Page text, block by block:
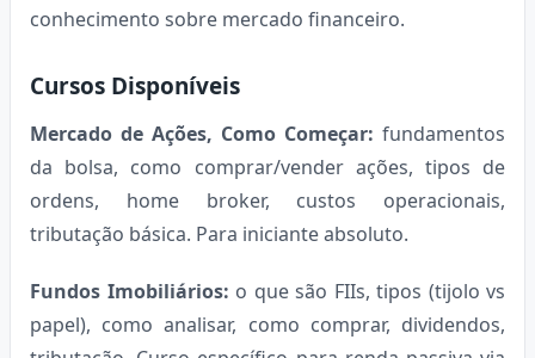
conhecimento sobre mercado financeiro.
Cursos Disponíveis
Mercado de Ações, Como Começar: fundamentos
da bolsa, como comprar/vender ações, tipos de
ordens, home broker, custos operacionais,
tributação básica. Para iniciante absoluto.
Fundos Imobiliários: o que são FIIs, tipos (tijolo vs
papel), como analisar, como comprar, dividendos,